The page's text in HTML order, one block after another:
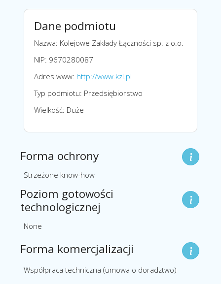
Dane podmiotu
Nazwa: Kolejowe Zakłady Łączności sp. z o.o.
NIP: 9670280087
Adres www: http://www.kzl.pl
Typ podmiotu: Przedsiębiorstwo
Wielkość: Duże
Forma ochrony
Strzeżone know-how
Poziom gotowości
technologicznej
None
Forma komercjalizacji
Współpraca techniczna (umowa o doradztwo)